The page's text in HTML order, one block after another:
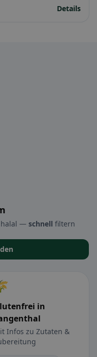
Details
halal — schnell filtern
in
Infos zu Zutaten &